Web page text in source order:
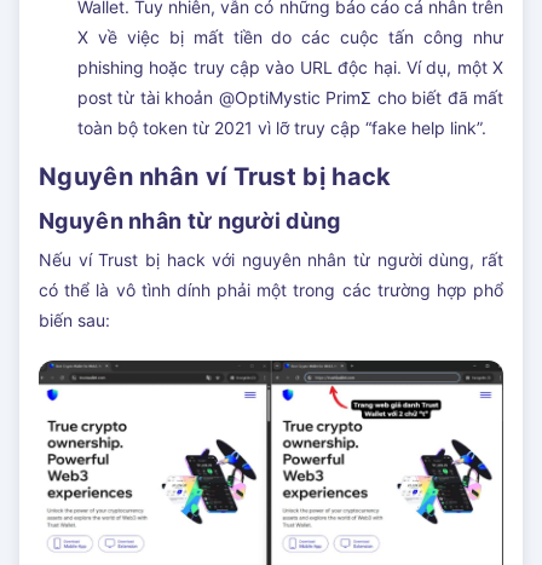
Wallet. Tuy nhiên, vẫn có những báo cáo cá nhân trên
X về việc bị mất tiền do các cuộc tấn công như
phishing hoặc truy cập vào URL độc hại. Ví dụ, một X
post từ tài khoản @OptiMystic PrimΣ cho biết đã mất
toàn bộ token từ 2021 vì lỡ truy cập “fake help link”.
Nguyên nhân ví Trust bị hack
Nguyên nhân từ người dùng
Nếu ví Trust bị hack với nguyên nhân từ người dùng, rất
có thể là vô tình dính phải một trong các trường hợp phổ
biến sau: